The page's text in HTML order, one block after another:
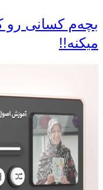
بچه‌م کسانی رو
میکنه!!